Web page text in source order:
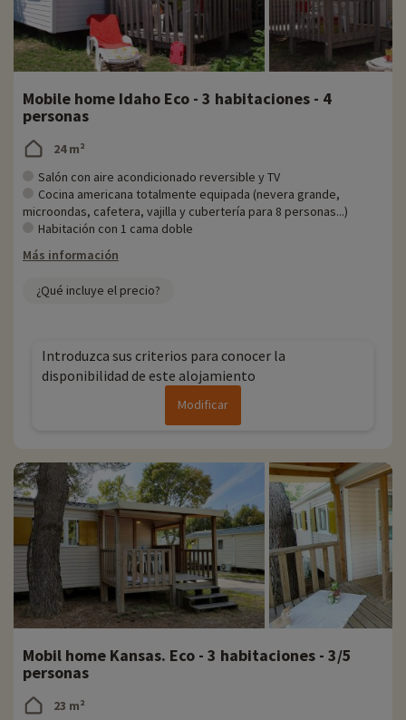
Mobile home Idaho Eco - 3 habitaciones - 4
personas
24 m²
Salón con aire acondicionado reversible y TV
Cocina americana totalmente equipada (nevera grande,
microondas, cafetera, vajilla y cubertería para 8 personas...)
Habitación con 1 cama doble
Más información
¿Qué incluye el precio?
Introduzca sus criterios para conocer la
disponibilidad de este alojamiento
Modificar
Mobil home Kansas. Eco - 3 habitaciones - 3/5
personas
23 m²